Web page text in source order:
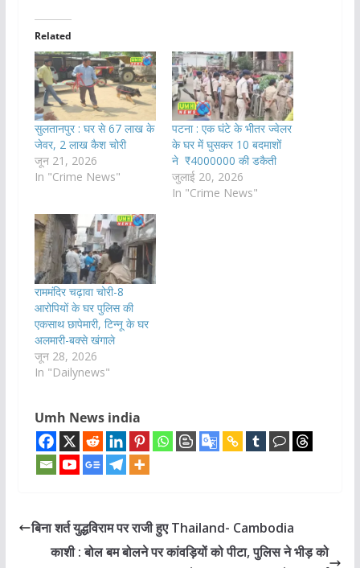
Related
सुलतानपुर : घर से 67 लाख के
जेवर, 2 लाख कैश चोरी
जून 21, 2026
In "Crime News"
पटना : एक घंटे के भीतर ज्वेलर
के घर में घुसकर 10 बदमाशों
ने ₹4000000 की डकैती
जुलाई 20, 2026
In "Crime News"
राममंदिर चढ़ावा चोरी-8
आरोपियों के घर पुलिस की
एकसाथ छापेमारी, टिन्नू के घर
अलमारी-बक्से खंगाले
जून 28, 2026
In "Dailynews"
Umh News india
बिना शर्त युद्धविराम पर राजी हुए Thailand- Cambodia
काशी : बोल बम बोलने पर कांवड़ियों को पीटा, पुलिस ने भीड़ को